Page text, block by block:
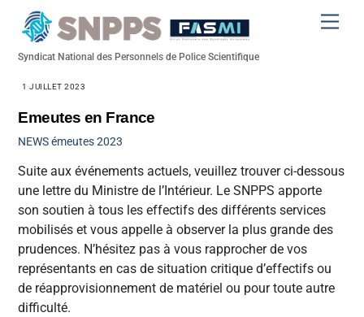
Syndicat National des Personnels de Police Scientifique
1 JUILLET 2023
Emeutes en France
NEWS émeutes 2023
Suite aux événements actuels, veuillez trouver ci-dessous
une lettre du Ministre de l’Intérieur. Le SNPPS apporte
son soutien à tous les effectifs des différents services
mobilisés et vous appelle à observer la plus grande des
prudences. N’hésitez pas à vous rapprocher de vos
représentants en cas de situation critique d’effectifs ou
de réapprovisionnement de matériel ou pour toute autre
difficulté.